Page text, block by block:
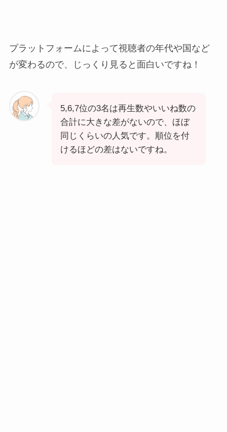
プラットフォームによって視聴者の年代や国など
が変わるので、じっくり見ると面白いですね！
5,6,7位の3名は再生数やいいね数の
合計に大きな差がないので、ほぼ
同じくらいの人気です。順位を付
けるほどの差はないですね。